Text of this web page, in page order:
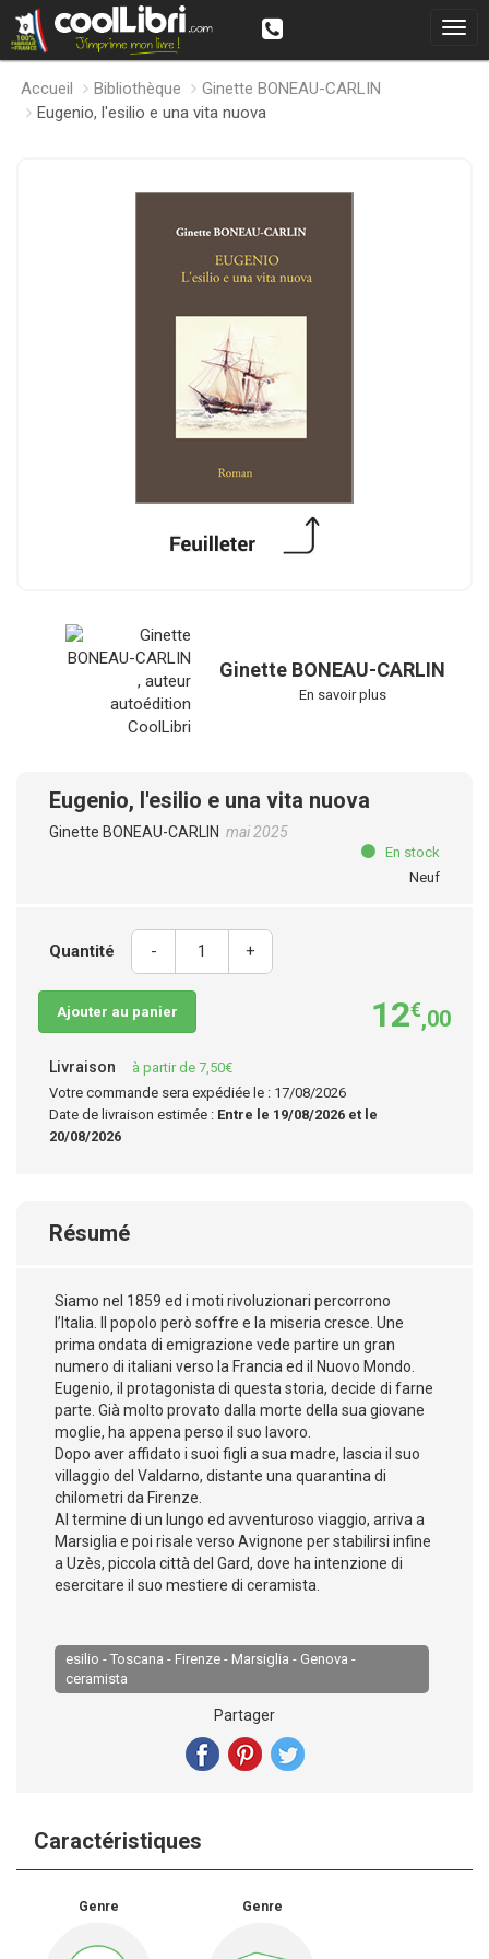
Accueil Bibliothèque
Ginette BONEAU-CARLIN
Eugenio, l'esilio e una vita nuova
Ginette BONEAU-CARLIN
En savoir plus
Eugenio, l'esilio e una vita nuova
Ginette BONEAU-CARLIN mai 2025
En stock
Neuf
Quantité - +
Ajouter au panier 12€,00
Livraison
à partir de 7,50€
Votre commande sera expédiée le : 17/08/2026
Date de livraison estimée : Entre le 19/08/2026 et le
20/08/2026
Résumé
Siamo nel 1859 ed i moti rivoluzionari percorrono
l’Italia. Il popolo però soffre e la miseria cresce. Une
prima ondata di emigrazione vede partire un gran
numero di italiani verso la Francia ed il Nuovo Mondo.
Eugenio, il protagonista di questa storia, decide di farne
parte. Già molto provato dalla morte della sua giovane
moglie, ha appena perso il suo lavoro.
Dopo aver affidato i suoi figli a sua madre, lascia il suo
villaggio del Valdarno, distante una quarantina di
chilometri da Firenze.
Al termine di un lungo ed avventuroso viaggio, arriva a
Marsiglia e poi risale verso Avignone per stabilirsi infine
a Uzès, piccola città del Gard, dove ha intenzione di
esercitare il suo mestiere di ceramista.
esilio - Toscana - Firenze - Marsiglia - Genova -
ceramista
Partager
Caractéristiques
Genre Genre